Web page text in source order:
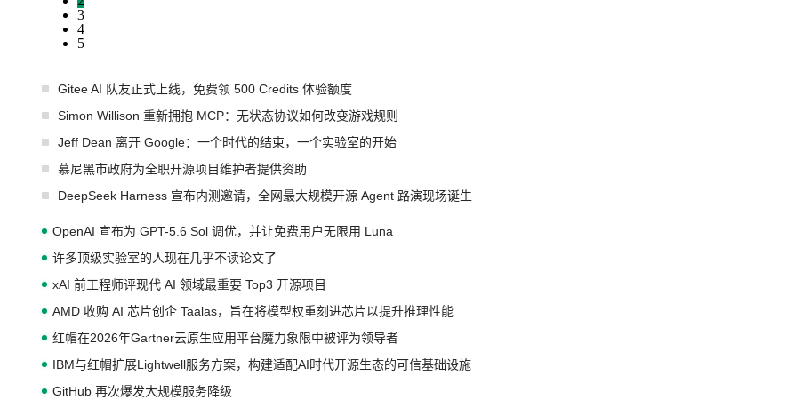
3
4
5
Gitee AI 队友正式上线，免费领 500 Credits 体验额度
Simon Willison 重新拥抱 MCP：无状态协议如何改变游戏规则
Jeff Dean 离开 Google：一个时代的结束，一个实验室的开始
慕尼黑市政府为全职开源项目维护者提供资助
DeepSeek Harness 宣布内测邀请，全网最大规模开源 Agent 路演现场诞生
OpenAI 宣布为 GPT-5.6 Sol 调优，并让免费用户无限用 Luna
许多顶级实验室的人现在几乎不读论文了
xAI 前工程师评现代 AI 领域最重要 Top3 开源项目
AMD 收购 AI 芯片创企 Taalas，旨在将模型权重刻进芯片以提升推理性能
红帽在2026年Gartner云原生应用平台魔力象限中被评为领导者
IBM与红帽扩展Lightwell服务方案，构建适配AI时代开源生态的可信基础设施
GitHub 再次爆发大规模服务降级